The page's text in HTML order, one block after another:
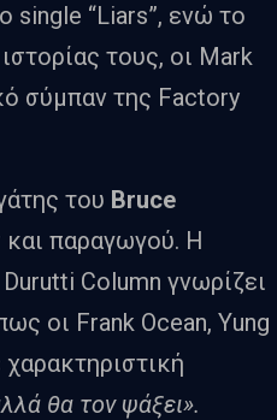
single “Liars”, ενώ το
τους, οι Mark
σύμπαν της Factory
του Bruce
παραγωγού. Η
Column γνωρίζει
οι Frank Ocean, Yung
θα τον ψάξει».